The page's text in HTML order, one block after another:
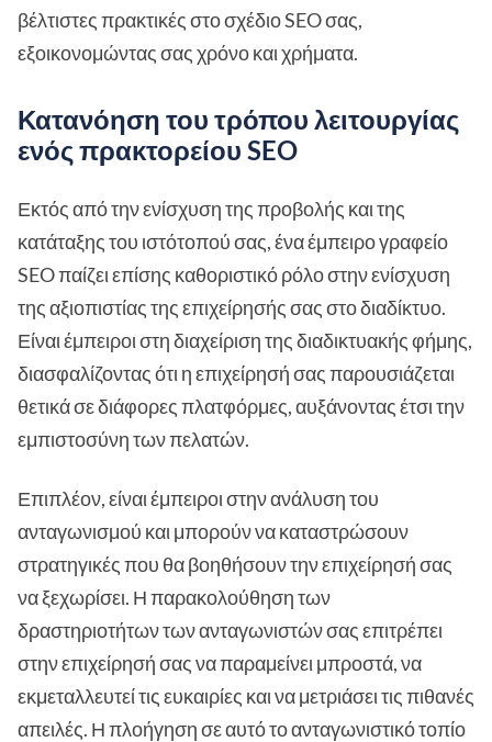
βέλτιστες πρακτικές στο σχέδιο SEO σας,
εξοικονομώντας σας χρόνο και χρήματα.
Κατανόηση του τρόπου λειτουργίας
ενός πρακτορείου SEO
Εκτός από την ενίσχυση της προβολής και της
κατάταξης του ιστότοπού σας, ένα έμπειρο γραφείο
SEO παίζει επίσης καθοριστικό ρόλο στην ενίσχυση
της αξιοπιστίας της επιχείρησής σας στο διαδίκτυο.
Είναι έμπειροι στη διαχείριση της διαδικτυακής φήμης,
διασφαλίζοντας ότι η επιχείρησή σας παρουσιάζεται
θετικά σε διάφορες πλατφόρμες, αυξάνοντας έτσι την
εμπιστοσύνη των πελατών.
Επιπλέον, είναι έμπειροι στην ανάλυση του
ανταγωνισμού και μπορούν να καταστρώσουν
στρατηγικές που θα βοηθήσουν την επιχείρησή σας
να ξεχωρίσει. Η παρακολούθηση των
δραστηριοτήτων των ανταγωνιστών σας επιτρέπει
στην επιχείρησή σας να παραμείνει μπροστά, να
εκμεταλλευτεί τις ευκαιρίες και να μετριάσει τις πιθανές
απειλές. Η πλοήγηση σε αυτό το ανταγωνιστικό τοπίο